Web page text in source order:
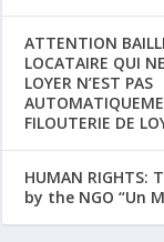
ATTENTION
LOCATAIRE QUI
LOYER N’EST PAS
FILOUTERIE DE
HUMAN RIGHTS:
by the NGO “Un